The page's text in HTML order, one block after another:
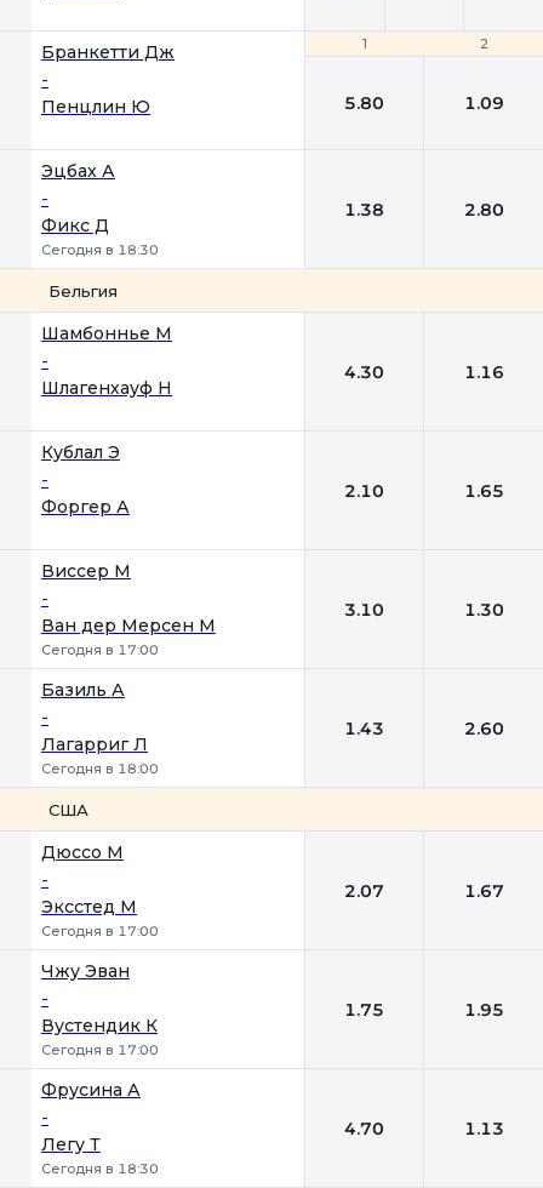
1 2
Бранкетти Дж
-
Пенцлин Ю
1 2
5.80 1.09
Эцбах А
-
Фикс Д
Сегодня в 18:30
1.38 2.80
Бельгия
Шамбоннье М
-
Шлагенхауф Н
4.30 1.16
Кублал Э
-
Форгер А
2.10 1.65
Виссер М
-
Ван дер Мерсен М
Сегодня в 17:00
3.10 1.30
Базиль А
-
Лагарриг Л
Сегодня в 18:00
1.43 2.60
США
Дюссо М
-
Эксстед М
Сегодня в 17:00
2.07 1.67
Чжу Эван
-
Вустендик К
Сегодня в 17:00
1.75 1.95
Фрусина А
-
Легу Т
Сегодня в 18:30
4.70 1.13